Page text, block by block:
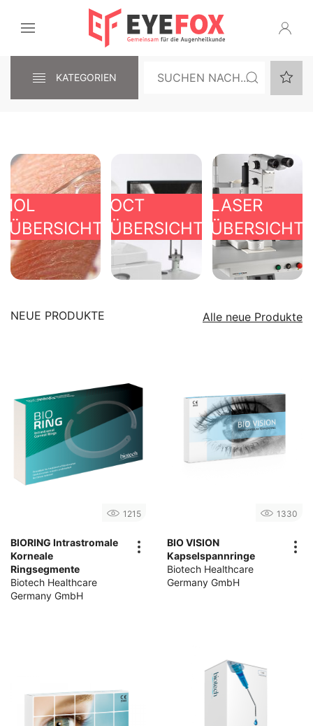
KATEGORIEN
IOL
ÜBERSICHT
OCT
ÜBERSICHT
LASER
ÜBERSICHT
NEUE PRODUKTE Alle neue Produkte
1215
BIORING Intrastromale
Korneale
Ringsegmente
Biotech Healthcare
Germany GmbH
1330
BIO VISION
Kapselspannringe
Biotech Healthcare
Germany GmbH